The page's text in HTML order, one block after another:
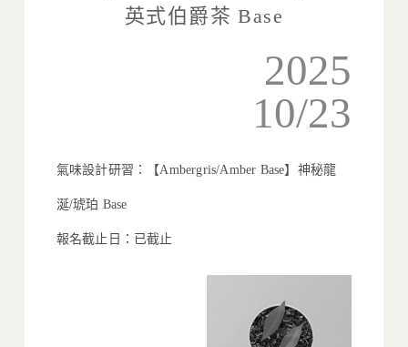
英式伯爵茶 Base
2025
10/23
氣味設計研習：【Ambergris/Amber Base】神秘龍
涎/琥珀 Base
報名截止日：已截止